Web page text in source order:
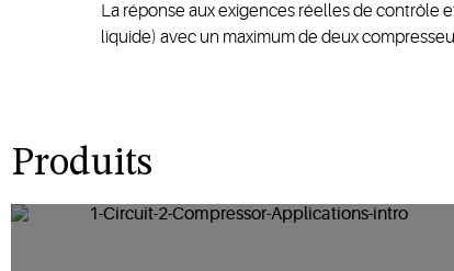
La réponse aux exigences réelles de contrôle
liquide) avec un maximum de deux
Produits